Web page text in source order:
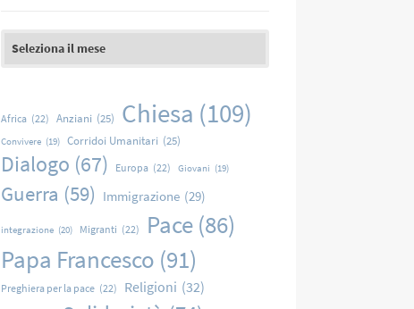
Africa (22) Anziani (25) Chiesa (109)
Convivere (19) Corridoi Umanitari (25)
Dialogo (67) Europa (22) Giovani (19)
Guerra (59) Immigrazione (29)
integrazione (20) Migranti (22) Pace (86)
Papa Francesco (91)
Preghiera per la pace (22) Religioni (32)